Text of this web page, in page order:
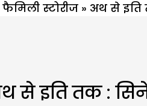
फैमिली स्टोरीज » अथ से इति
से इति तक :